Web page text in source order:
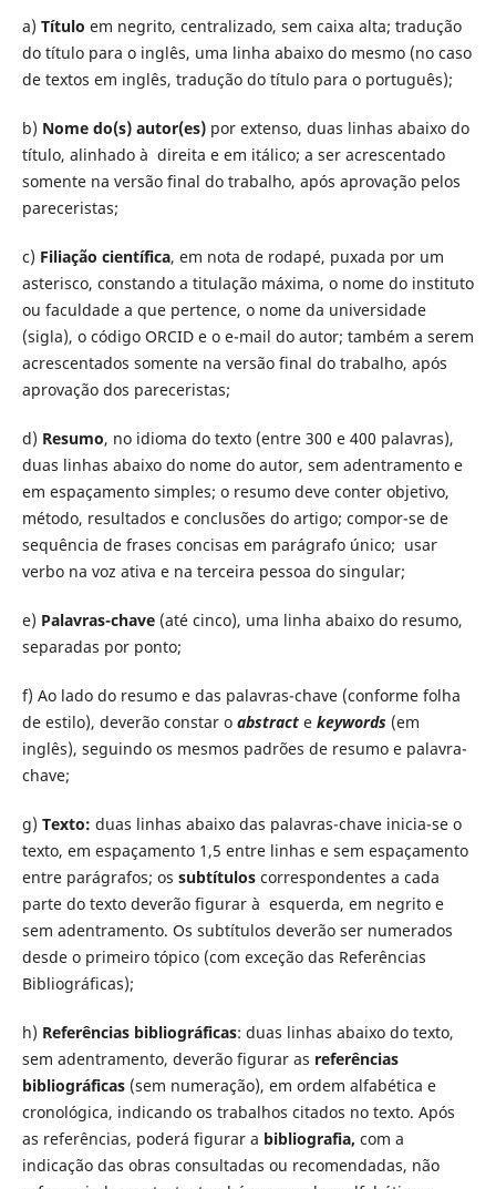
a) Título em negrito, centralizado, sem caixa alta; tradução
do título para o inglês, uma linha abaixo do mesmo (no caso
de textos em inglês, tradução do título para o português);
b) Nome do(s) autor(es)por extenso, duas linhas abaixo do
título, alinhado à direita e em itálico; a ser acrescentado
somente na versão final do trabalho, após aprovação pelos
pareceristas;
c) Filiação científica, em nota de rodapé, puxada por um
asterisco, constando a titulação máxima, o nome do instituto
ou faculdade a que pertence, o nome da universidade
(sigla), o código ORCID e o e-mail do autor; também a serem
acrescentados somente na versão final do trabalho, após
aprovação dos pareceristas;
d) Resumo, no idioma do texto (entre 300 e 400 palavras),
duas linhas abaixo do nome do autor, sem adentramento e
em espaçamento simples; o resumo deve conter objetivo,
método, resultados e conclusões do artigo; compor-se de
sequência de frases concisas em parágrafo único; usar
verbo na voz ativa e na terceira pessoa do singular;
e) Palavras-chave(até cinco), uma linha abaixo do resumo,
separadas por ponto;
f) Ao lado do resumo e das palavras-chave (conforme folha
de estilo), deverão constar o abstract e keywords (em
inglês), seguindo os mesmos padrões de resumo e palavra-
chave;
g) Texto: duas linhas abaixo das palavras-chave inicia-se o
texto, em espaçamento 1,5 entre linhas e sem espaçamento
entre parágrafos; os subtítuloscorrespondentes a cada
parte do texto deverão figurar à esquerda, em negrito e
sem adentramento. Os subtítulos deverão ser numerados
desde o primeiro tópico (com exceção das Referências
Bibliográficas);
h) Referências bibliográficas: duas linhas abaixo do texto,
sem adentramento, deverão figurar as referências
bibliográficas (sem numeração), em ordem alfabética e
cronológica, indicando os trabalhos citados no texto. Após
as referências, poderá figurar a bibliografia, com a
indicação das obras consultadas ou recomendadas, não